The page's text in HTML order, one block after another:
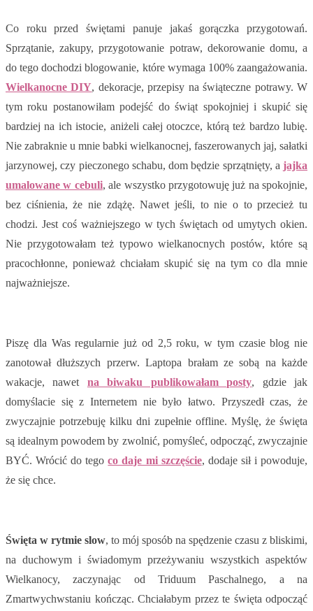
Co roku przed świętami panuje jakaś gorączka przygotowań.
Sprzątanie, zakupy, przygotowanie potraw, dekorowanie domu, a
do tego dochodzi blogowanie, które wymaga 100% zaangażowania.
Wielkanocne DIY, dekoracje, przepisy na świąteczne potrawy. W
tym roku postanowiłam podejść do świąt spokojniej i skupić się
bardziej na ich istocie, aniżeli całej otoczce, którą też bardzo lubię.
Nie zabraknie u mnie babki wielkanocnej, faszerowanych jaj, sałatki
jarzynowej, czy pieczonego schabu, dom będzie sprzątnięty, a jajka
umalowane w cebuli, ale wszystko przygotowuję już na spokojnie,
bez ciśnienia, że nie zdążę. Nawet jeśli, to nie o to przecież tu
chodzi. Jest coś ważniejszego w tych świętach od umytych okien.
Nie przygotowałam też typowo wielkanocnych postów, które są
pracochłonne, ponieważ chciałam skupić się na tym co dla mnie
najważniejsze.
Piszę dla Was regularnie już od 2,5 roku, w tym czasie blog nie
zanotował dłuższych przerw. Laptopa brałam ze sobą na każde
wakacje, nawet na biwaku publikowałam posty, gdzie jak
domyślacie się z Internetem nie było łatwo. Przyszedł czas, że
zwyczajnie potrzebuję kilku dni zupełnie offline. Myślę, że święta
są idealnym powodem by zwolnić, pomyśleć, odpocząć, zwyczajnie
BYĆ. Wrócić do tegoco daje mi szczęście, dodaje sił i powoduje,
że się chce.
Święta w rytmie slow, to mój sposób na spędzenie czasu z bliskimi,
na duchowym i świadomym przeżywaniu wszystkich aspektów
Wielkanocy, zaczynając od Triduum Paschalnego, a na
Zmartwychwstaniu kończąc. Chciałabym przez te święta odpocząć